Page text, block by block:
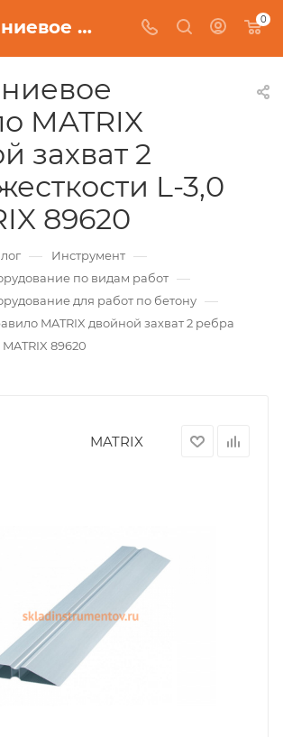
Алюминиевое правило MATRIX двойной захват 2 ребра жесткости L-3,0 м MATRIX 89620 0
MATRIX
захват 2
L-3,0
89620
— Инструмент —
по видам работ —
для работ по бетону —
MATRIX двойной захват 2 ребра
89620
MATRIX